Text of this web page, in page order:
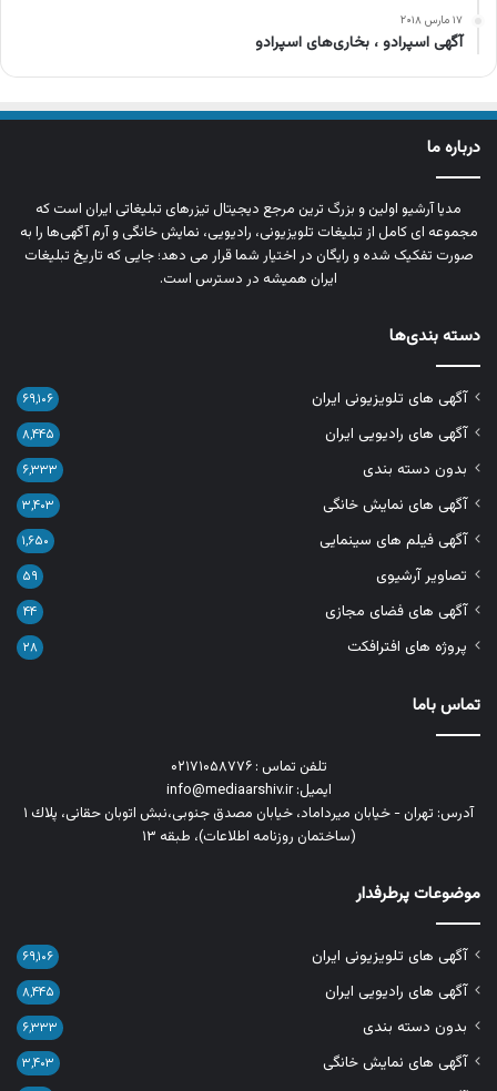
۱۷ مارس ۲۰۱۸
آگهی اسپرادو ، بخاری‌های اسپرادو
درباره ما
مدیا آرشیو اولین و بزرگ‌ ترین مرجع دیجیتال تیزرهای تبلیغاتی ایران است که
مجموعه‌ ای کامل از تبلیغات تلویزیونی، رادیویی، نمایش خانگی و آرم‌ آگهی‌ها را به‌
صورت تفکیک‌ شده و رایگان در اختیار شما قرار می‌ دهد؛ جایی که تاریخ تبلیغات
ایران همیشه در دسترس است.
دسته بندی‌ها
آگهی های تلویزیونی ایران ۶۹,۱۰۶
آگهی های رادیویی ایران ۸,۴۴۵
بدون دسته بندی ۶,۳۳۳
آگهی های نمایش خانگی ۳,۴۰۳
آگهی فیلم های سینمایی ۱,۶۵۰
تصاویر آرشیوی ۵۹
آگهی های فضای مجازی ۴۴
پروژه های افترافکت ۲۸
تماس باما
تلفن تماس : ۰۲۱۷۱۰۵۸۷۷۶
ایمیل: info@mediaarshiv.ir
آدرس: تهران - خیابان میرداماد، خیابان مصدق جنوبی،نبش اتوبان حقانی، پلاك ١
(ساختمان روزنامه اطلاعات)، طبقه ۱۳
موضوعات پرطرفدار
آگهی های تلویزیونی ایران ۶۹,۱۰۶
آگهی های رادیویی ایران ۸,۴۴۵
بدون دسته بندی ۶,۳۳۳
آگهی های نمایش خانگی ۳,۴۰۳